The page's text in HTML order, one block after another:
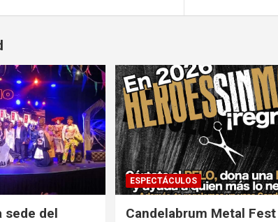
sede del
ESPECTÁCULOS
Candelabrum Metal